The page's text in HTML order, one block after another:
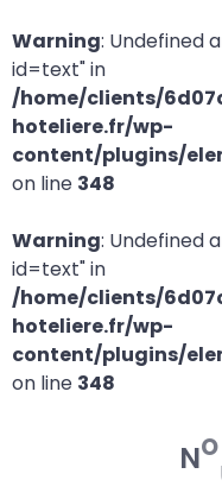
Warning: Undefined
id=text" in
/home/clients/
hoteliere.fr/wp-
content/plugins/
on line 348
Warning: Undefined
id=text" in
/home/clients/
hoteliere.fr/wp-
content/plugins/
on line 348
No